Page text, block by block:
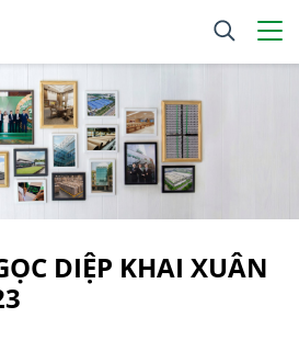
DIỆP KHAI XUÂN